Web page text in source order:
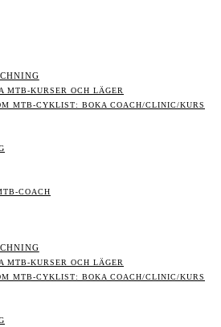
MTB-KURSER OCH LÄGER
MTB-CYKLIST: BOKA COACH/CLINIC/KURS
COACH
MTB-KURSER OCH LÄGER
MTB-CYKLIST: BOKA COACH/CLINIC/KURS